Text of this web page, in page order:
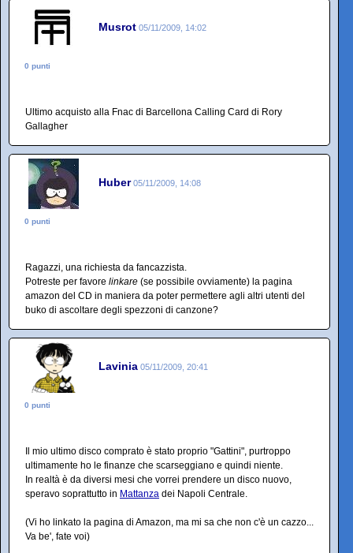
Musrot 05/11/2009, 14:02
0 punti
Ultimo acquisto alla Fnac di Barcellona Calling Card di Rory
Gallagher
Huber 05/11/2009, 14:08
0 punti
Ragazzi, una richiesta da fancazzista.
Potreste per favore linkare (se possibile ovviamente) la pagina
amazon del CD in maniera da poter permettere agli altri utenti del
buko di ascoltare degli spezzoni di canzone?
Lavinia 05/11/2009, 20:41
0 punti
Il mio ultimo disco comprato è stato proprio "Gattini", purtroppo
ultimamente ho le finanze che scarseggiano e quindi niente.
In realtà è da diversi mesi che vorrei prendere un disco nuovo,
speravo soprattutto in Mattanza dei Napoli Centrale.
(Vi ho linkato la pagina di Amazon, ma mi sa che non c'è un cazzo...
Va be', fate voi)